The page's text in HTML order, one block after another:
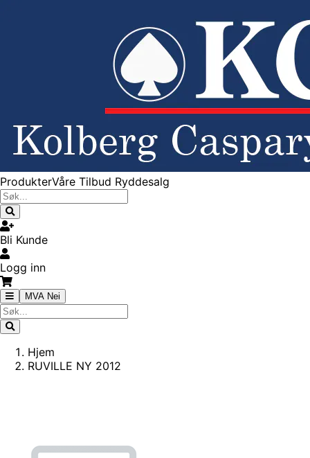
ProdukterVåre Tilbud Ryddesalg
Bli Kunde
Logg inn
MVA Nei
Hjem
RUVILLE NY 2012